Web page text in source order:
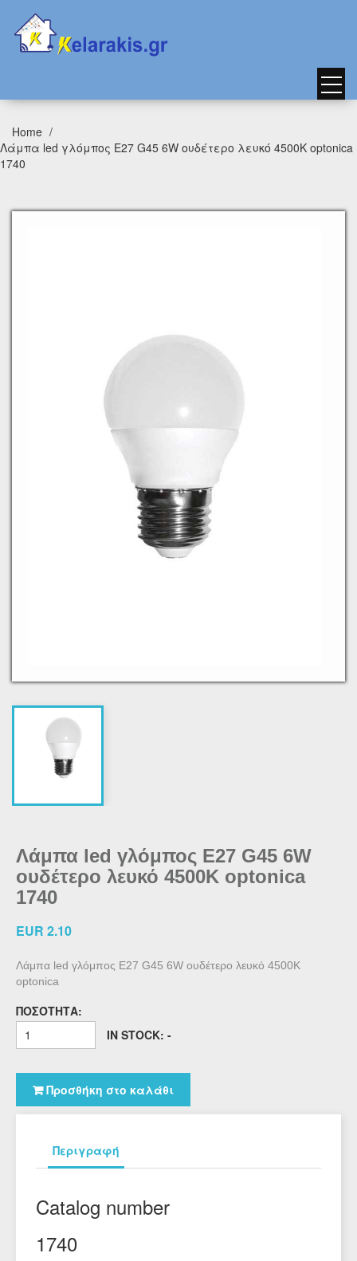
Home
Λάμπα led γλόμπος Ε27 G45 6W ουδέτερο λευκό 4500Κ optonica
1740
Λάμπα led γλόμπος Ε27 G45 6W
ουδέτερο λευκό 4500Κ optonica
1740
EUR 2.10
Λάμπα led γλόμπος Ε27 G45 6W ουδέτερο λευκό 4500Κ
optonica
ΠΟΣΌΤΗΤΑ:
IN STOCK: -
Προσθήκη στο καλάθι
Περιγραφή
Catalog number
1740